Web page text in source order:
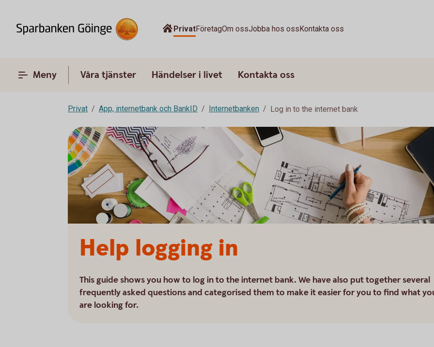
PrivatFöretagOm ossJobba hos ossKontakta oss
Meny Våra tjänster Händelser i livet Kontakta oss
Privat App, internetbank och BankID Internetbanken Log in to the internet bank
Help logging in
This guide shows you how to log in to the internet bank. We have also put together several
frequently asked questions and categorised them to make it easier for you to find what
are looking for.